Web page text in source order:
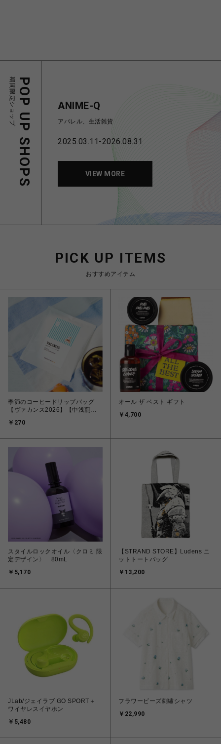
POP UP SHOPS
期間限定ショップ ANIME-Q
アパレル、生活雑貨
2025.03.11-2026.08.31
VIEW MORE
PICK UP ITEMS
おすすめアイテム
季節のコーヒードリップバッグ
【ヴァカンス2026】【中浅煎り
￥270
オール ザ ベスト ギフト
￥4,700
スタイルロックオイル〈クロミ 限
定デザイン〉 80mL
￥5,170
【STRAND STORE】Ludens ニ
ットトートバッグ
￥13,200
JLab/ジェイラブ GO SPORT＋
ワイヤレスイヤホン
￥5,480
フラワービーズ刺繍シャツ
￥22,990